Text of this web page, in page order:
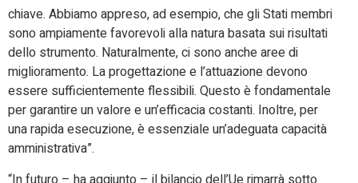
chiave. Abbiamo appreso, ad esempio, che gli Stati membri
sono ampiamente favorevoli alla natura basata sui risultati
dello strumento. Naturalmente, ci sono anche aree di
miglioramento. La progettazione e l’attuazione devono
essere sufficientemente flessibili. Questo è fondamentale
per garantire un valore e un’efficacia costanti. Inoltre, per
una rapida esecuzione, è essenziale un’adeguata capacità
amministrativa”.